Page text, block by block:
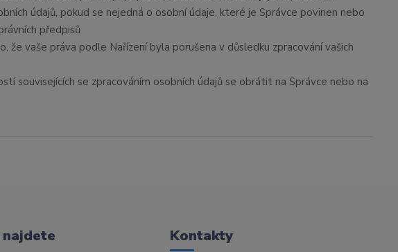
údajů, pokud se nejedná o osobní údaje, které je Správce povinen nebo
předpisů
že vaše práva podle Nařízení byla porušena v důsledku zpracování vašich
souvisejících se zpracováním osobních údajů se obrátit na Správce nebo na
najdete Kontakty